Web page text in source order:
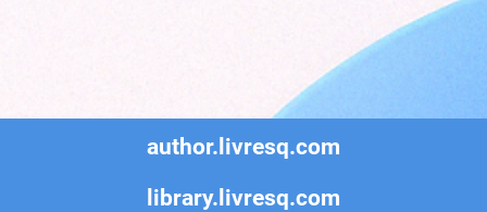
author.livresq.com
library.livresq.com